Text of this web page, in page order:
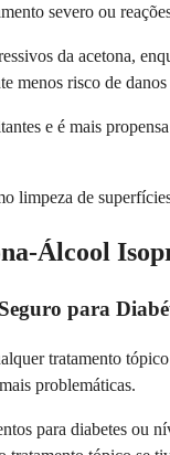
severo ou
da acetona,
menos risco de danos
e é mais
limpeza de
Álcool
para
tratamento
problemáticas.
para diabetes ou